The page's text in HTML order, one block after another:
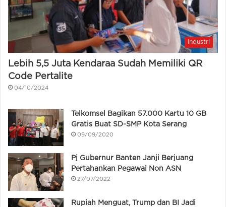
Industri
Lebih 5,5 Juta Kendaraa Sudah Memiliki QR
Code Pertalite
04/10/2024
Telkomsel Bagikan 57.000 Kartu 10 GB
Gratis Buat SD-SMP Kota Serang
09/09/2020
Pj Gubernur Banten Janji Berjuang
Pertahankan Pegawai Non ASN
27/07/2022
Rupiah Menguat, Trump dan BI Jadi